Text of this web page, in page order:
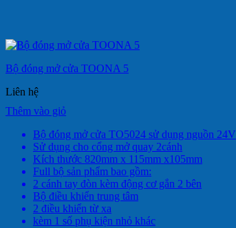
Bộ đóng mở cửa TOONA 5
Liên hệ
Thêm vào giỏ
Bộ đóng mở cửa TO5024 sử dụng nguồn 24V
Sử dụng cho cổng mở quay 2cánh
Kích thước 820mm x 115mm x105mm
Full bộ sản phẩm bao gồm:
2 cánh tay đòn kèm động cơ gắn 2 bên
Bộ điều khiển trung tâm
2 điều khiển từ xa
kèm 1 số phụ kiện nhỏ khác